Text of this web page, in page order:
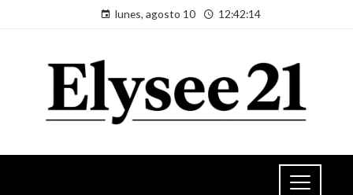
lunes, agosto 10 12:42:15